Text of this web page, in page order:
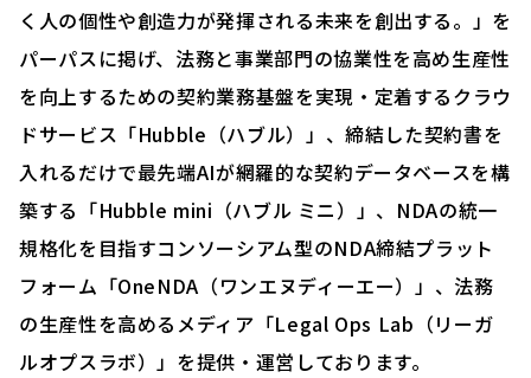
く人の個性や創造力が発揮される未来を創出する。」を
パーパスに掲げ、法務と事業部門の協業性を高め生産性
を向上するための契約業務基盤を実現・定着するクラウ
ドサービス「Hubble（ハブル）」、締結した契約書を
入れるだけで最先端AIが網羅的な契約データベースを構
築する「Hubble mini（ハブル ミニ）」、NDAの統一
規格化を目指すコンソーシアム型のNDA締結プラット
フォーム「OneNDA（ワンエヌディーエー）」、法務
の生産性を高めるメディア「Legal Ops Lab（リーガ
ルオプスラボ）」を提供・運営しております。